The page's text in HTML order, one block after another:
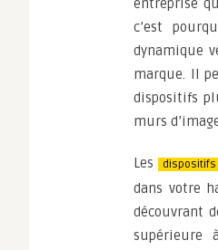
entreprise
c’est
dynamique
marque. Il
dispositifs
murs
Les dispositifs
dans votre
découvrant
supérieure